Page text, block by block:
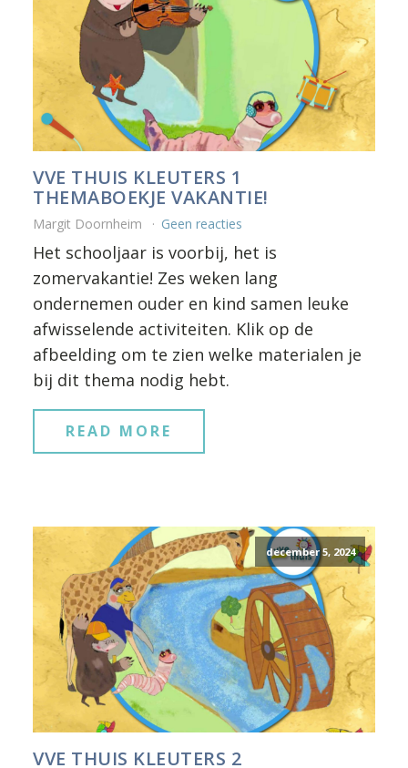
VVE THUIS KLEUTERS 1
THEMABOEKJE VAKANTIE!
Margit Doornheim Geen reacties
Het schooljaar is voorbij, het is
zomervakantie! Zes weken lang
ondernemen ouder en kind samen leuke
afwisselende activiteiten. Klik op de
afbeelding om te zien welke materialen je
bij dit thema nodig hebt.
READ MORE
december 5, 2024
VVE THUIS KLEUTERS 2